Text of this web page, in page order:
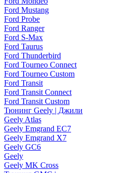
Ford Mustang
Ford Probe
Ford Ranger
Ford S-Max
Ford Taurus
Ford Thunderbird
Ford Tourneo Connect
Ford Tourneo Custom
Ford Transit
Ford Transit Connect
Ford Transit Custom
Тюнинг Geely | Джили
Geely Atlas
Geely Emgrand EC7
Geely Emgrand X7
Geely GC6
Geely
Geely MK Cross